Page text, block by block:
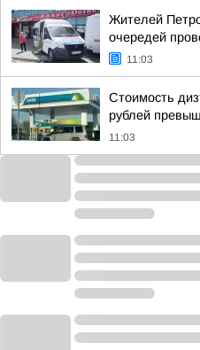
Жителей
очередей
11:03
Стоимость
рублей
11:03